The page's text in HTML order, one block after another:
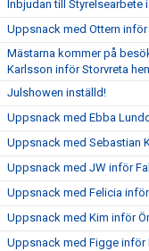
Inbjudan till Styrelsearbete
Uppsnack med Ottern
Mästarna kommer på
Karlsson inför Storvreta
Julshowen inställd!
Uppsnack med Ebba
Uppsnack med Sebastian
Uppsnack med JW inför
Uppsnack med Felicia
Uppsnack med Kim inför
Uppsnack med Figge inför